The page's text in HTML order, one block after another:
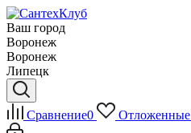
Ваш город
Воронеж
Воронеж
Липецк
Сравнение0 Отложенные